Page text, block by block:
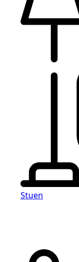
Stuen